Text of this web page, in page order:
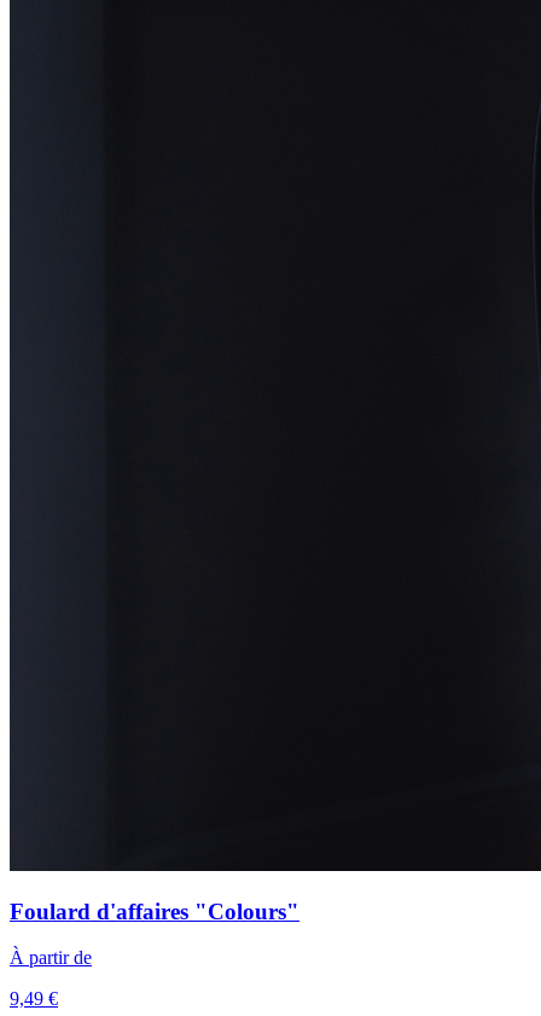
Foulard d'affaires "Colours"
À partir de
9,49 €